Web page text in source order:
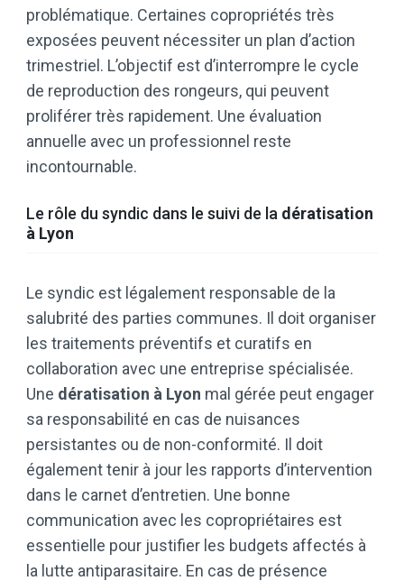
problématique. Certaines copropriétés très
exposées peuvent nécessiter un plan d’action
trimestriel. L’objectif est d’interrompre le cycle
de reproduction des rongeurs, qui peuvent
proliférer très rapidement. Une évaluation
annuelle avec un professionnel reste
incontournable.
Le rôle du syndic dans le suivi de la dératisation
à Lyon
Le syndic est légalement responsable de la
salubrité des parties communes. Il doit organiser
les traitements préventifs et curatifs en
collaboration avec une entreprise spécialisée.
Une dératisation à Lyon mal gérée peut engager
sa responsabilité en cas de nuisances
persistantes ou de non-conformité. Il doit
également tenir à jour les rapports d’intervention
dans le carnet d’entretien. Une bonne
communication avec les copropriétaires est
essentielle pour justifier les budgets affectés à
la lutte antiparasitaire. En cas de présence